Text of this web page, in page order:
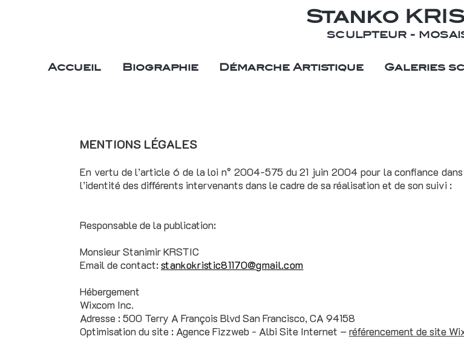
Stanko
SCULPTEUR -
Accueil Biographie Démarche Artistique Galeries
MENTIONS LÉGALES
En vertu de l’article 6 de la loi n° 2004-575 du 21 juin 2004 pour la confiance
l’identité des différents intervenants dans le cadre de sa réalisation et de son suivi :
Responsable de la publication:
Monsieur Stanimir KRSTIC
Email de contact:stankokristic81170@gmail.com
Hébergement
Wixcom Inc.
Adresse : 500 Terry A François Blvd San Francisco, CA 94158
Optimisation du site : Agence Fizzweb - Albi Site Internet –référencement de site